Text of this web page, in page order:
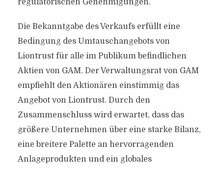
regulatorischen Genehmigungen.
Die Bekanntgabe des Verkaufs erfüllt eine
Bedingung des Umtauschangebots von
Liontrust für alle im Publikum befindlichen
Aktien von GAM. Der Verwaltungsrat von GAM
empfiehlt den Aktionären einstimmig das
Angebot von Liontrust. Durch den
Zusammenschluss wird erwartet, dass das
größere Unternehmen über eine starke Bilanz,
eine breitere Palette an hervorragenden
Anlageprodukten und ein globales